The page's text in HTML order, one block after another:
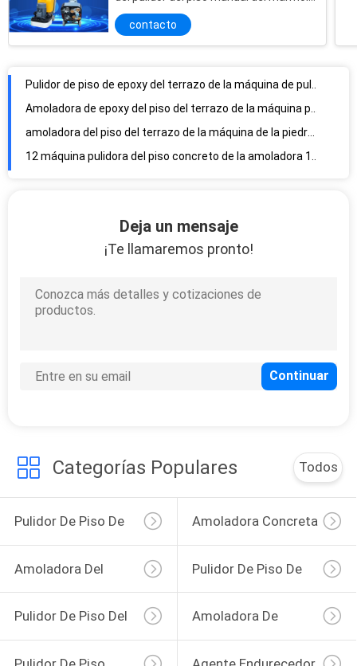
con la manija ajustable
contacto
4 máquina pulidora del piso del mármol de la amoladora 380V del piso del terrazo de las placas 11HP
máquina manual del pulidor de piso de 220V 50HZ para el piso concreto de piedra que pulimenta
Máquina manual del polaco de piso la monofásico 60HZ, pulidor de piso concreto de piedra
12 máquina pulidora de piso de las cabezas 11HP del piso concreto manual del pulidor 380V
Deja un mensaje
¡Te llamaremos pronto!
Categorías Populares Todos
Pulidor De Piso De
Piedra
Amoladora Concreta
Del Piso
Amoladora Del
Piso Del Terrazo
Pulidor De Piso De
Mármol
Pulidor De Piso Del Amoladora De